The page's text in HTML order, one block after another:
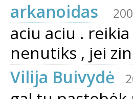
arkanoidas
aciu aciu .
nenutiks , jei
Vilija Buivydė